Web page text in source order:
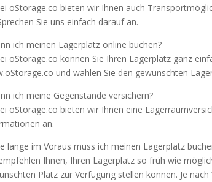
oStorage.co bieten wir Ihnen auch
Sie uns einfach darauf an.
ich meinen Lagerplatz online buchen?
oStorage.co können Sie Ihren Lagerplatz ganz
und wählen Sie den gewünschten
ich meine Gegenstände versichern?
oStorage.co bieten wir Ihnen eine
an.
lange im Voraus muss ich meinen Lagerplatz
Ihnen, Ihren Lagerplatz so früh wie
Platz zur Verfügung stellen können. Je